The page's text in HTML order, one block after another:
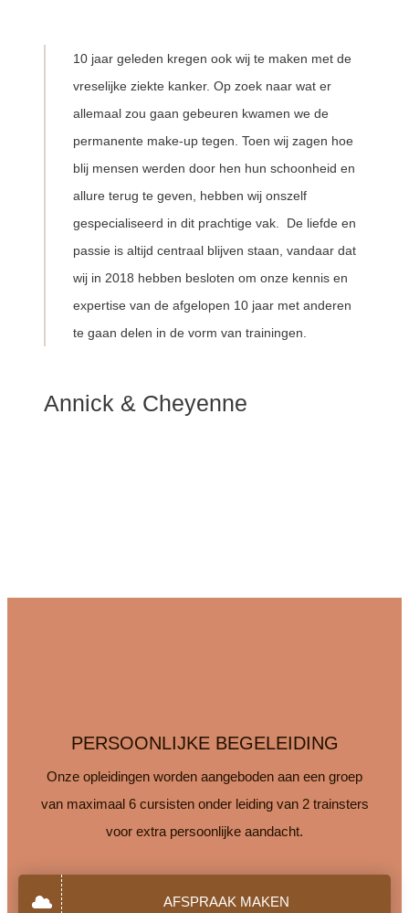
10 jaar geleden kregen ook wij te maken met de
vreselijke ziekte kanker. Op zoek naar wat er
allemaal zou gaan gebeuren kwamen we de
permanente make-up tegen. Toen wij zagen hoe
blij mensen werden door hen hun schoonheid en
allure terug te geven, hebben wij onszelf
gespecialiseerd in dit prachtige vak. De liefde en
passie is altijd centraal blijven staan, vandaar dat
wij in 2018 hebben besloten om onze kennis en
expertise van de afgelopen 10 jaar met anderen
te gaan delen in de vorm van trainingen.
Annick & Cheyenne
PERSOONLIJKE BEGELEIDING
Onze opleidingen worden aangeboden aan een groep
van maximaal 6 cursisten onder leiding van 2 trainsters
voor extra persoonlijke aandacht.
AFSPRAAK MAKEN